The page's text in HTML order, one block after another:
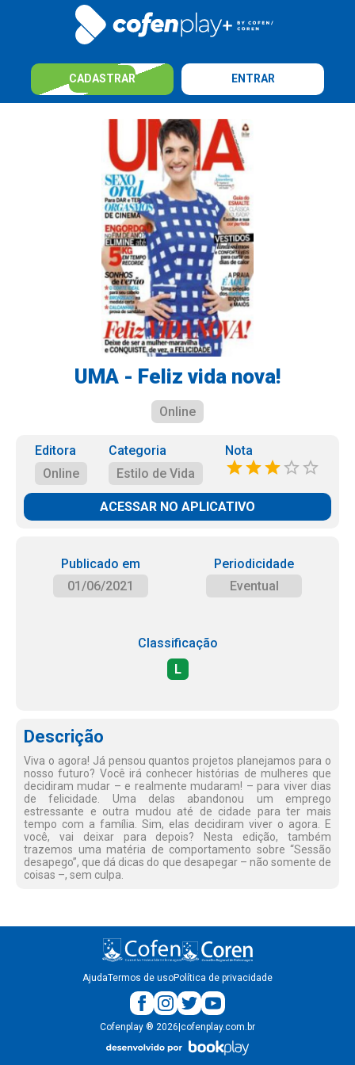
CADASTRAR ENTRAR
UMA - Feliz vida nova!
Online
Editora
Online
Categoria
Estilo de Vida
Nota
ACESSAR NO APLICATIVO
Publicado em
01/06/2021
Periodicidade
Eventual
Classificação
L
Descrição
Viva o agora! Já pensou quantos projetos planejamos para o
nosso futuro? Você irá conhecer histórias de mulheres que
decidiram mudar – e realmente mudaram! – para viver dias
de felicidade. Uma delas abandonou um emprego
estressante e outra mudou até de cidade para ter mais
tempo com a família. Sim, elas decidiram viver o agora. E
você, vai deixar para depois? Nesta edição, também
trazemos uma matéria de comportamento sobre “Sessão
desapego”, que dá dicas do que desapegar – não somente de
coisas –, sem culpa.
AjudaTermos de usoPolítica de privacidade
Cofenplay ® 2026 cofenplay.com.br